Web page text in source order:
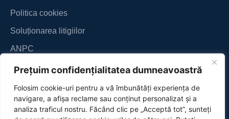
Prețuim confidențialitatea dumneavoastră
Folosim cookie-uri pentru a vă îmbunătăți experiența de
navigare, a afișa reclame sau conținut personalizat și a
analiza traficul nostru. Făcând clic pe „Acceptă tot”, sunteți
Politica cookies
Soluționarea litigiilor
ANPC